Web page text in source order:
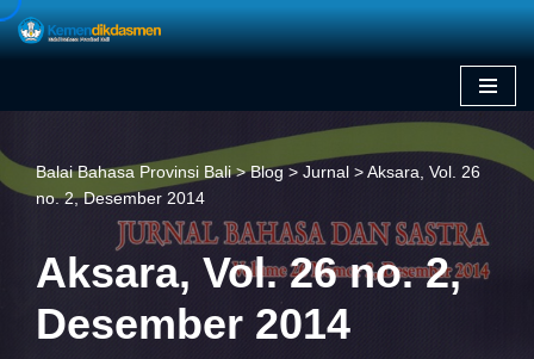
Balai Bahasa Provinsi Bali>Blog> Jurnal >Aksara, Vol. 26
no. 2, Desember 2014
Aksara, Vol. 26 no. 2,
Desember 2014